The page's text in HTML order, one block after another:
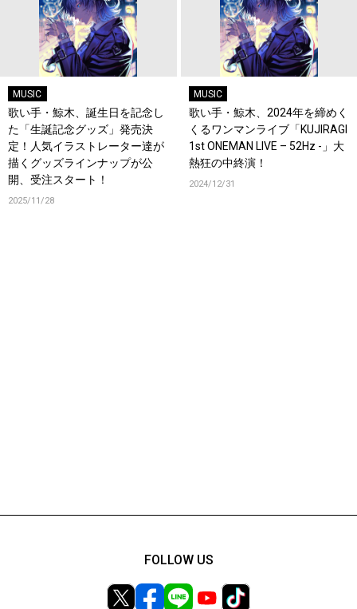
MUSIC
歌い手・鯨木、誕生日を記念し
た「生誕記念グッズ」発売決
定！人気イラストレーター達が
描くグッズラインナップが公
開、受注スタート！
2025/11/28
MUSIC
歌い手・鯨木、2024年を締めく
くるワンマンライブ「KUJIRAGI
1st ONEMAN LIVE – 52Hz -」大
熱狂の中終演！
2024/12/31
FOLLOW US